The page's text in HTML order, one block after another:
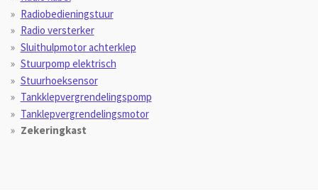
Radiobedieningstuur
Radio versterker
Sluithulpmotor achterklep
Stuurpomp elektrisch
Stuurhoeksensor
Tankklepvergrendelingspomp
Tanklepvergrendelingsmotor
Zekeringkast